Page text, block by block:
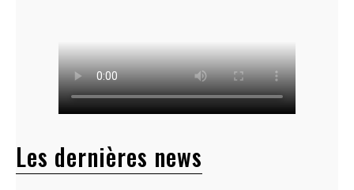
Les dernières news